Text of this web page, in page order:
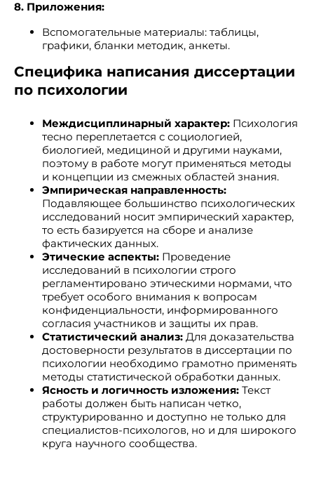
8. Приложения:
Вспомогательные материалы: таблицы,
графики, бланки методик, анкеты.
Специфика написания диссертации
по психологии
Междисциплинарный характер: Психология
тесно переплетается с социологией,
биологией, медициной и другими науками,
поэтому в работе могут применяться методы
и концепции из смежных областей знания.
Эмпирическая направленность:
Подавляющее большинство психологических
исследований носит эмпирический характер,
то есть базируется на сборе и анализе
фактических данных.
Этические аспекты: Проведение
исследований в психологии строго
регламентировано этическими нормами, что
требует особого внимания к вопросам
конфиденциальности, информированного
согласия участников и защиты их прав.
Статистический анализ: Для доказательства
достоверности результатов в диссертации по
психологии необходимо грамотно применять
методы статистической обработки данных.
Ясность и логичность изложения: Текст
работы должен быть написан четко,
структурированно и доступно не только для
специалистов-психологов, но и для широкого
круга научного сообщества.